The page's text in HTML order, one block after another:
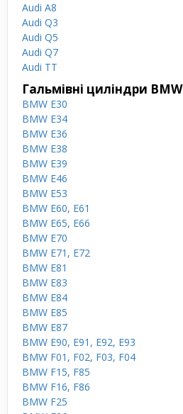
Audi A8
Audi Q3
Audi Q5
Audi Q7
Audi TT
Гальмівні циліндри BMW
BMW E30
BMW E34
BMW E36
BMW E38
BMW E39
BMW E46
BMW E53
BMW E60, E61
BMW E65, E66
BMW E70
BMW E71, E72
BMW E81
BMW E83
BMW E84
BMW E85
BMW E87
BMW E90, E91, E92, E93
BMW F01, F02, F03, F04
BMW F15, F85
BMW F16, F86
BMW F25